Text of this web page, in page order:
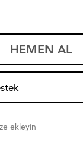
HEMEN AL
ekleyin